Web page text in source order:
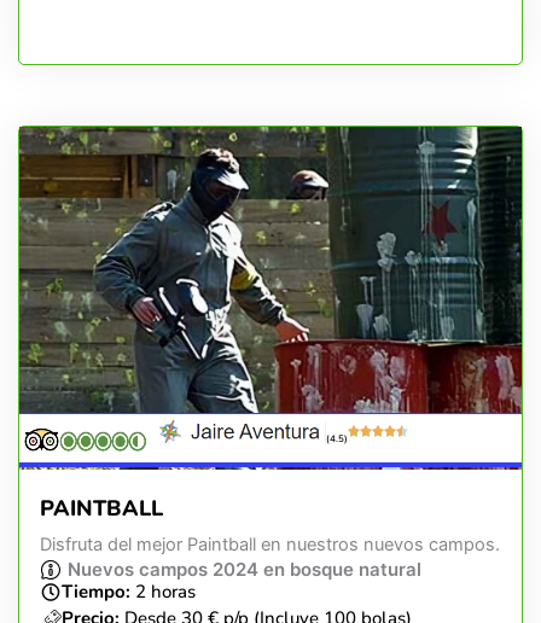
(4.5)
PAINTBALL
Disfruta del mejor Paintball en nuestros nuevos campos.
Nuevos campos 2024 en bosque natural
Tiempo: 2 horas
Precio: Desde 30 € p/p (Incluye 100 bolas)